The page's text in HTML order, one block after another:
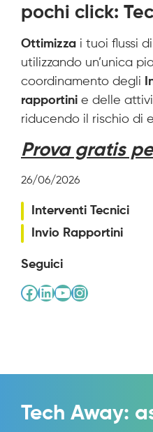
pochi click:
Ottimizza i tuoi flussi
utilizzando un’unica
coordinamento degli
rapportini e delle
riducendo il rischio di
Prova gratis
26/06/2026
Interventi Tecnici
Invio Rapportini
Seguici
Facebook
LinkedIn
YouTube
Instagram
Tech Away: